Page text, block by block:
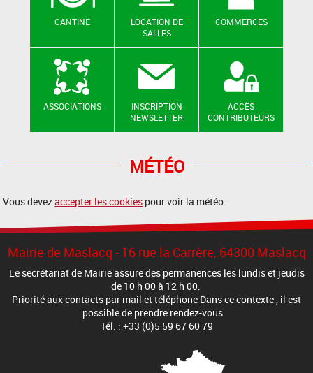
CANTINE
LOCATION DE
SALLES
COMMERCES
ASSOCIATIONS
INSCRIPTION
NEWSLETTER
ACCÈS
CONTRIBUTEURS
MÉTÉO
Vous devezaccepter les cookies pour voir la météo.
Mairie de Maslacq - 16 rue la Carrère, 64300 Maslacq
Le secrétariat de Mairie assure des permanences les lundis et jeudis
de 10 h 00 à 12 h 00.
Priorité aux contacts par mail et téléphone Dans ce contexte , il est
possible de prendre rendez-vous
Tél. : +33 (0)5 59 67 60 79